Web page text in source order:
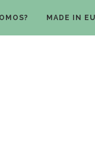
MADE IN